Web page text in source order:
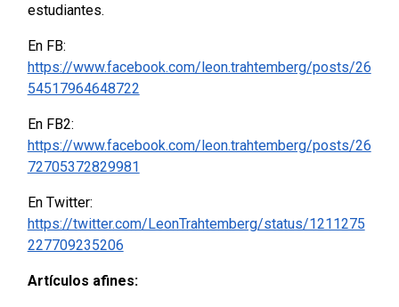
estudiantes.
En FB:
https://www.facebook.com/leon.trahtemberg/posts/26
54517964648722
En FB2:
https://www.facebook.com/leon.trahtemberg/posts/26
72705372829981
En Twitter:
https://twitter.com/LeonTrahtemberg/status/1211275
227709235206
Artículos afines: